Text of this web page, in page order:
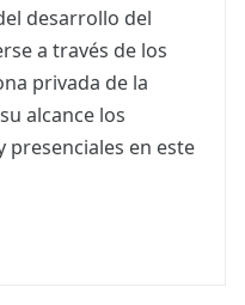
desarrollo del
a través de los
privada de la
alcance los
presenciales en este